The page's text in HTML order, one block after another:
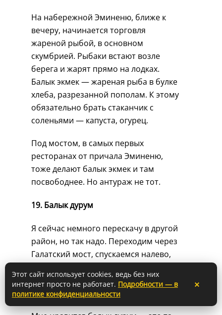
×
Этот сайт использует cookies, ведь без них
интернет просто не работает. Подробности — в
политике конфиденциальности
На набережной Эминеню, ближе к
вечеру, начинается торговля
жареной рыбой, в основном
скумбрией. Рыбаки встают возле
берега и жарят прямо на лодках.
Балык экмек — жареная рыба в булке
хлеба, разрезанной пополам. К этому
обязательно брать стаканчик с
соленьями — капуста, огурец.
Под мостом, в самых первых
ресторанах от причала Эминеню,
тоже делают балык экмек и там
посвободнее. Но антураж не тот.
19. Балык дурум
Я сейчас немного перескачу в другой
район, но так надо. Переходим через
Галатский мост, спускаемся налево,
районе Каракей. Пройти чуть дальше,
там тоже жарят рыбу.